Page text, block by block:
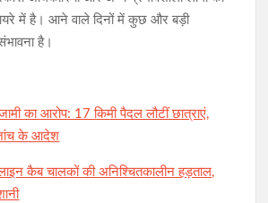
में है। आने वाले दिनों में कुछ और बड़ी
है।
का आरोप: 17 किमी पैदल लौटीं छात्राएं,
जांच के आदेश
कैब चालकों की अनिश्चितकालीन हड़ताल,